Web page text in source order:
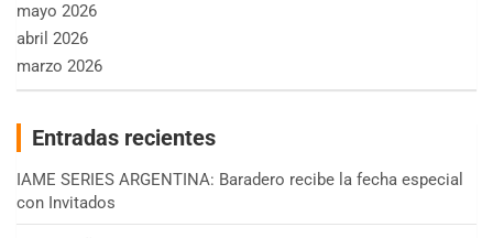
mayo 2026
abril 2026
marzo 2026
Entradas recientes
IAME SERIES ARGENTINA: Baradero recibe la fecha especial
con Invitados